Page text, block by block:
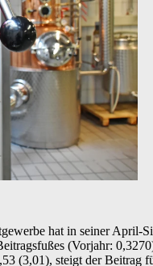
hat in seiner
(Vorjahr:
(3,01), steigt der